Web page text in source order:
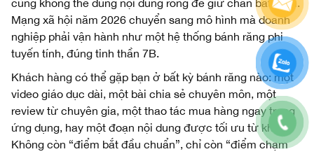
cũng không thể dùng nội dung rỗng để giữ chân bất kỳ ai.
Mạng xã hội năm 2026 chuyển sang mô hình mà doanh
nghiệp phải vận hành như một hệ thống bánh răng phi
tuyến tính, đúng tinh thần 7B.
Khách hàng có thể gặp bạn ở bất kỳ bánh răng nào: một
video giáo dục dài, một bài chia sẻ chuyên môn, một
review từ chuyên gia, một thao tác mua hàng ngay trong
ứng dụng, hay một đoạn nội dung được tối ưu từ khóa.
Không còn “điểm bắt đầu chuẩn”, chỉ còn “điểm chạm